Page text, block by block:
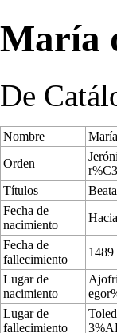
María
De
Nombre
Orden
Títulos
Fecha de
nacimiento
Fecha de
fallecimiento
1489
Lugar de
nacimiento
Lugar de
fallecimiento